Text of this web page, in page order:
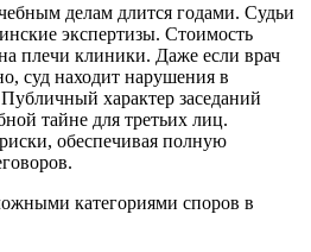
делам длится годами. Судьи
экспертизы. Стоимость
плечи клиники. Даже если врач
суд находит нарушения в
характер заседаний
тайне для третьих лиц.
обеспечивая полную
категориями споров в